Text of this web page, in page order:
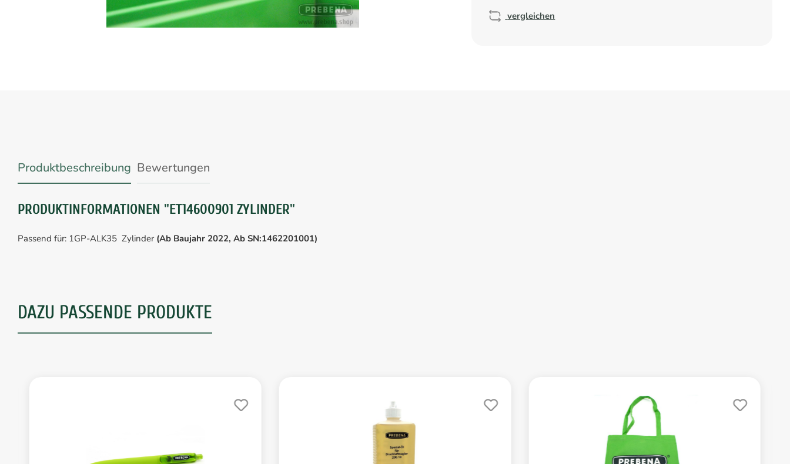
vergleichen
Produktbeschreibung Bewertungen
PRODUKTINFORMATIONEN "ET14600901 ZYLINDER"
Passend für: 1GP-ALK35 Zylinder (Ab Baujahr 2022, Ab SN:1462201001)
DAZU PASSENDE PRODUKTE